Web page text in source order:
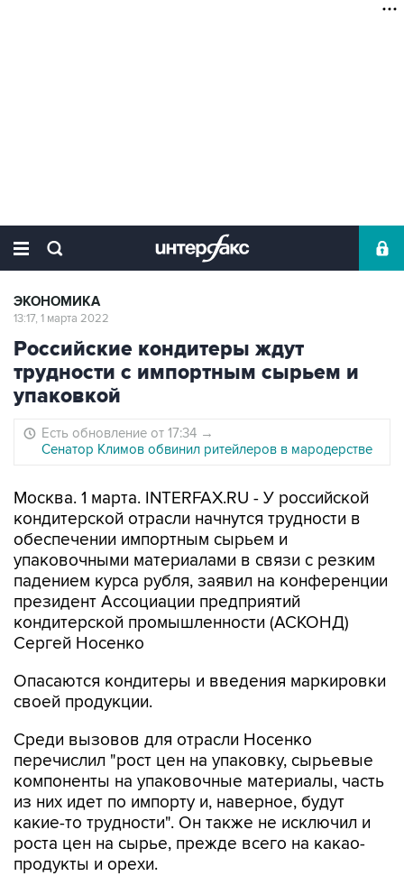
ЭКОНОМИКА
13:17, 1 марта 2022
Российские кондитеры ждут
трудности с импортным сырьем и
упаковкой
Есть обновление от 17:34 →
Сенатор Климов обвинил ритейлеров в мародерстве
Москва. 1 марта. INTERFAX.RU - У российской
кондитерской отрасли начнутся трудности в
обеспечении импортным сырьем и
упаковочными материалами в связи с резким
падением курса рубля, заявил на конференции
президент Ассоциации предприятий
кондитерской промышленности (АСКОНД)
Сергей Носенко
Опасаются кондитеры и введения маркировки
своей продукции.
Среди вызовов для отрасли Носенко
перечислил "рост цен на упаковку, сырьевые
компоненты на упаковочные материалы, часть
из них идет по импорту и, наверное, будут
какие-то трудности". Он также не исключил и
роста цен на сырье, прежде всего на какао-
продукты и орехи.